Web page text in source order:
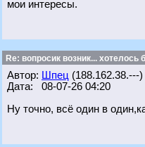
мои интересы.
Re: вопросик возник...
Автор: Шпец (188.162.38.---)
Дата: 08-07-26 04:20
Ну точно, всё один в